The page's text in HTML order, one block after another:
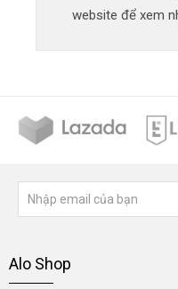
website để xem
Alo Shop